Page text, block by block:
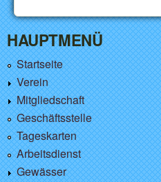
HAUPTMENÜ
Startseite
Verein
Mitgliedschaft
Geschäftsstelle
Tageskarten
Arbeitsdienst
Gewässer